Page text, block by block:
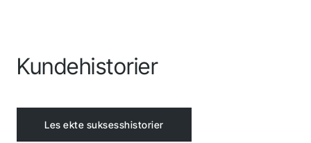
Kundehistorier
Les ekte suksesshistorier